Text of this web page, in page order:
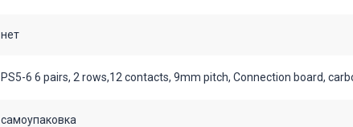
нет
PS5-6 6 pairs, 2 rows,12 contacts, 9mm pitch, Connection board,
самоупаковка